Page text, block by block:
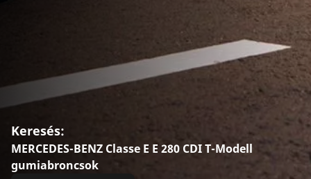
Keresés:
MERCEDES-BENZ Classe E E 280 CDI T-Modell
gumiabroncsok